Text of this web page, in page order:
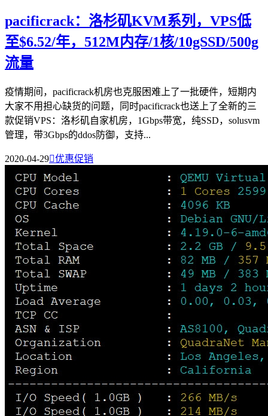
pacificrack：洛杉矶KVM系列，VPS低
至$6.52/年，512M内存/1核/10gSSD/500g
流量
疫情期间，pacificrack机房也克服困难上了一批硬件，短期内
大家不用担心缺货的问题，同时pacificrack也送上了全新的三
款促销VPS：洛杉矶自家机房，1Gbps带宽，纯SSD，solusvm
管理，带3Gbps的ddos防御，支持...
2020-04-29优惠促销